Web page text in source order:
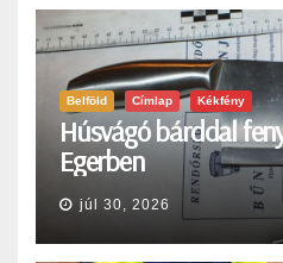
Belföld Címlap Kékfény
Húsvágó bárddal
Egerben
júl 30, 2026